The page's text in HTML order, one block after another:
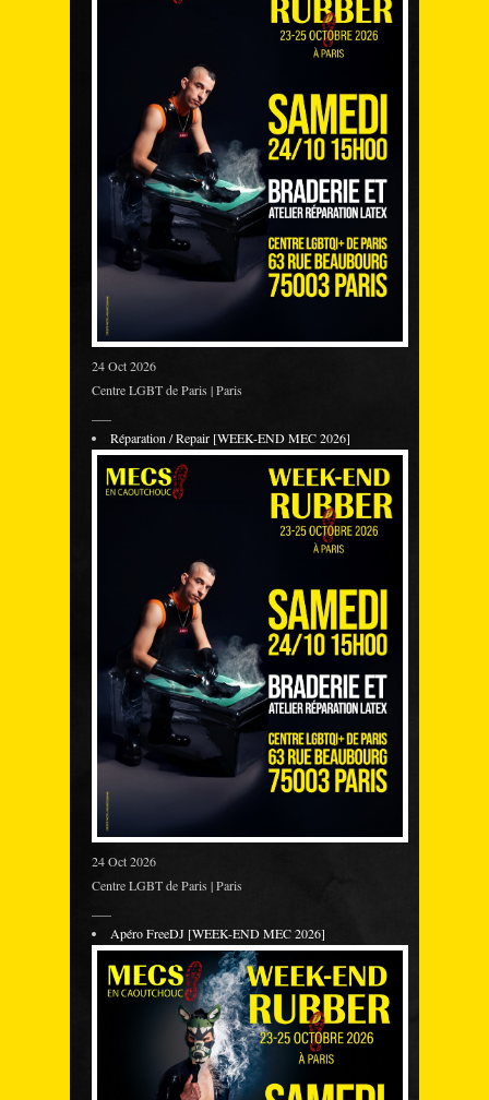
24 Oct 2026
Centre LGBT de Paris | Paris
Réparation / Repair [WEEK-END MEC 2026]
24 Oct 2026
Centre LGBT de Paris | Paris
Apéro FreeDJ [WEEK-END MEC 2026]